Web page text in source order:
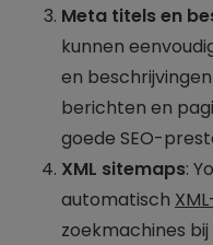
Meta titels en
kunnen
en
berichten en
goede SEO-
XML sitemaps:
automatisch
zoekmachines